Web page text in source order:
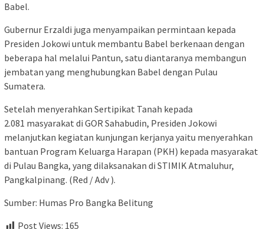
Babel.
Gubernur Erzaldi juga menyampaikan permintaan kepada
Presiden Jokowi untuk membantu Babel berkenaan dengan
beberapa hal melalui Pantun, satu diantaranya membangun
jembatan yang menghubungkan Babel dengan Pulau
Sumatera.
Setelah menyerahkan Sertipikat Tanah kepada
2.081 masyarakat di GOR Sahabudin, Presiden Jokowi
melanjutkan kegiatan kunjungan kerjanya yaitu menyerahkan
bantuan Program Keluarga Harapan (PKH) kepada masyarakat
di Pulau Bangka, yang dilaksanakan di STIMIK Atmaluhur,
Pangkalpinang. (Red / Adv ).
Sumber: Humas Pro Bangka Belitung
Post Views: 165